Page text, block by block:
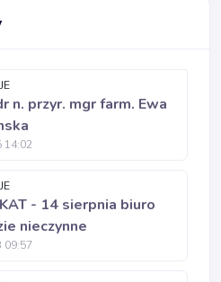
n. przyr. mgr farm. Ewa
14:02
- 14 sierpnia biuro
nieczynne
09:57